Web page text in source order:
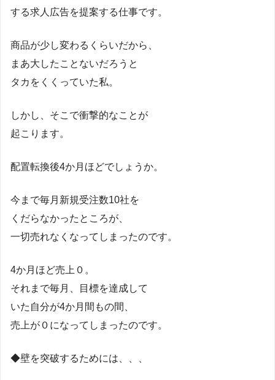
する求人広告を提案する仕事です。
商品が少し変わるくらいだから、
まあ大したことないだろうと
タカをくくっていた私。
しかし、そこで衝撃的なことが
起こります。
配置転換後4か月ほどでしょうか。
今まで毎月新規受注数10社を
くだらなかったところが、
一切売れなくなってしまったのです。
4か月ほど売上０。
それまで毎月、目標を達成して
いた自分が4か月間もの間、
売上が０になってしまったのです。
◆壁を突破するためには、、、